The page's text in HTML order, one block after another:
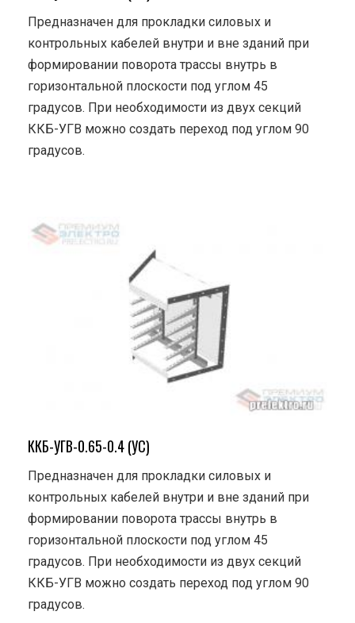
Предназначен для прокладки силовых и
контрольных кабелей внутри и вне зданий при
формировании поворота трассы внутрь в
горизонтальной плоскости под углом 45
градусов. При необходимости из двух секций
ККБ-УГВ можно создать переход под углом 90
градусов.
ККБ-УГВ-0.65-0.4 (УС)
Предназначен для прокладки силовых и
контрольных кабелей внутри и вне зданий при
формировании поворота трассы внутрь в
горизонтальной плоскости под углом 45
градусов. При необходимости из двух секций
ККБ-УГВ можно создать переход под углом 90
градусов.